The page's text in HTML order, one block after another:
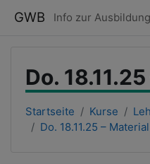
GWB Info zur Ausbildung
Do.
Startseite Kurse
Do. 18.11.25 –